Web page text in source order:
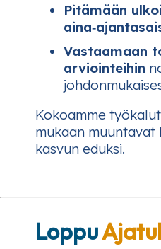
Pitämään
Vastaamaan
arviointeihin
Kokoamme
mukaan
kasvun eduksi.
Loppu